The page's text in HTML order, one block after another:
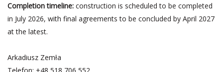
Completion timeline: construction is scheduled to be completed
in July 2026, with final agreements to be concluded by April 2027
at the latest.
Arkadiusz Zemła